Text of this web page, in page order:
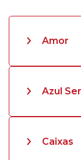
Amor
Azul
Caixas